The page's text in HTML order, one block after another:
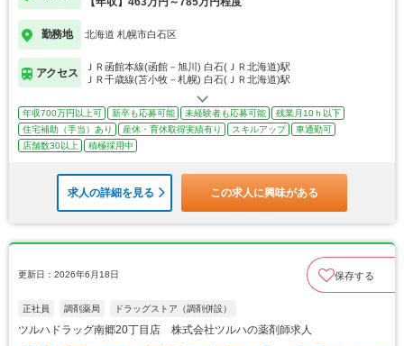
勤務地 北海道 札幌市白石区
アクセス
ＪＲ函館本線(函館－旭川) 白石(ＪＲ北海道)駅
ＪＲ千歳線(苫小牧－札幌) 白石(ＪＲ北海道)駅
年収700万円以上可 新卒も応募可能 未経験者も応募可能
残業月10ｈ以下
住宅補助（手当）あり
産休・育休取得実績有り スキルアップ
車通勤可
店舗数30以上
積極採用中
求人の詳細を見る この求人に興味がある
更新日：2026年6月18日 保存する
正社員 調剤薬局 ドラッグストア（調剤併設）
ツルハドラッグ南郷20丁目店 株式会社ツルハの薬剤師求人